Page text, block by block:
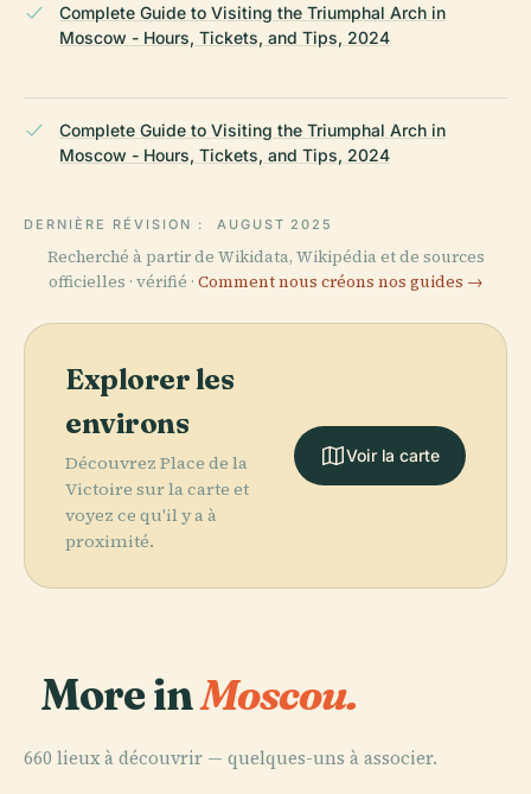
Complete Guide to Visiting the Triumphal Arch in
Moscow - Hours, Tickets, and Tips, 2024
Complete Guide to Visiting the Triumphal Arch in
Moscow - Hours, Tickets, and Tips, 2024
DERNIÈRE RÉVISION : AUGUST 2025
Recherché à partir de Wikidata, Wikipédia et de sources
officielles · vérifié · Comment nous créons nos guides →
Explorer les
environs
Découvrez Place de la
Victoire sur la carte et
voyez ce qu'il y a à
proximité.
Voir la carte
More inMoscou.
660 lieux à découvrir — quelques-uns à associer.